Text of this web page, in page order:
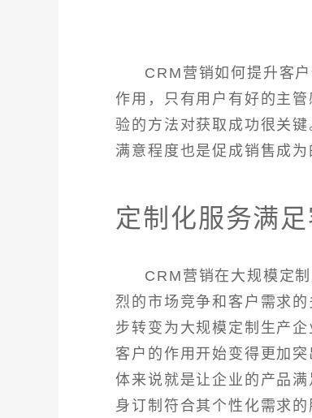
CRM营销如何提升客
作用，只有用户有好的主
验的方法对获取成功很关
满意程度也是促成销售成为
定制化服务满
CRM营销在大规模定
烈的市场竞争和客户需求
步转变为大规模定制生产
客户的作用开始变得更加
体来说就是让企业的产品
身订制符合其个性化需求